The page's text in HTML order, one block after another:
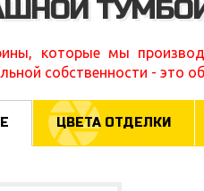
которые мы
собственности - это
ЦВЕТА ОТДЕЛКИ